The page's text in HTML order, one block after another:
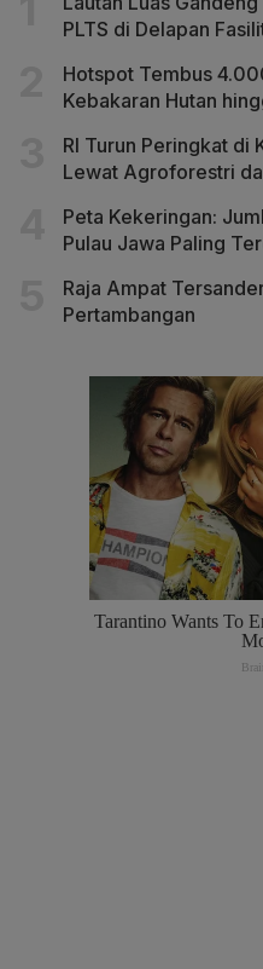
PLTS di Delapan
Hotspot Tembus
Kebakaran Hutan
RI Turun Peringkat di
Lewat Agroforestri
Peta Kekeringan:
Pulau Jawa Paling
Raja Ampat
Pertambangan